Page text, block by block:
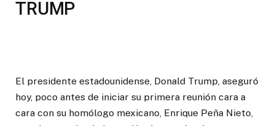
TRUMP
El presidente estadounidense, Donald Trump, aseguró
hoy, poco antes de iniciar su primera reunión cara a
cara con su homólogo mexicano, Enrique Peña Nieto,